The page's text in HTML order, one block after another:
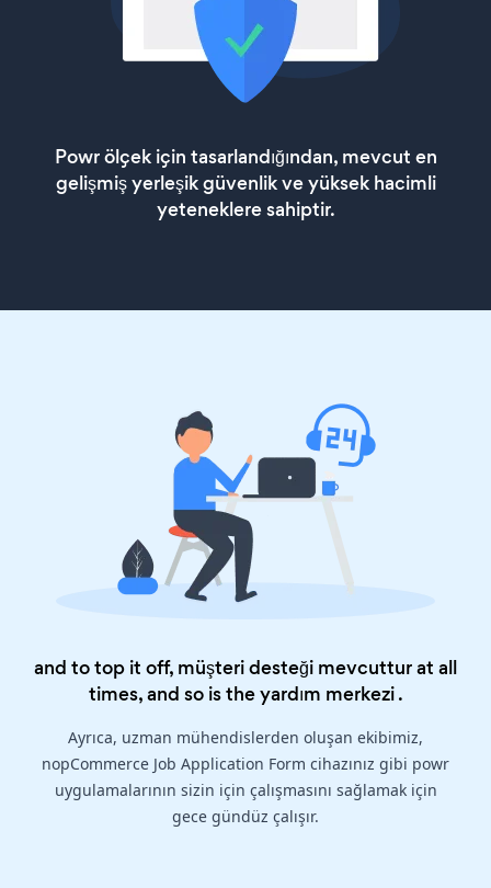
Powr ölçek için tasarlandığından, mevcut en
gelişmiş yerleşik güvenlik ve yüksek hacimli
yeteneklere sahiptir.
and to top it off, müşteri desteği mevcuttur at all
times, and so is theyardım merkezi.
Ayrıca, uzman mühendislerden oluşan ekibimiz,
nopCommerce Job Application Form cihazınız gibi powr
uygulamalarının sizin için çalışmasını sağlamak için
gece gündüz çalışır.